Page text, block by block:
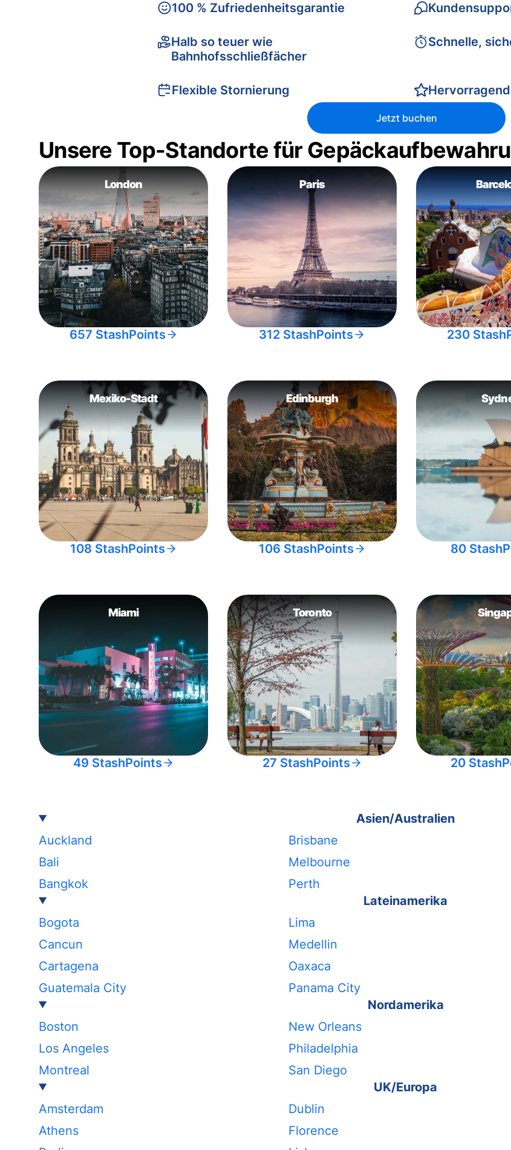
100 % Zufriedenheitsgarantie
Halb so teuer wie
Bahnhofsschließfächer
Flexible Stornierung
Schnelle,
Jetzt buchen
Unsere Top-Standorte für
London
657 StashPoints
Paris
312 StashPoints 230
Mexiko-Stadt
108 StashPoints
Edinburgh
106 StashPoints 80
Miami
49 StashPoints
Toronto
27 StashPoints 20
Asien/Australien
Auckland
Bali
Bangkok
Brisbane
Melbourne
Perth
Lateinamerika
Bogota
Cancun
Cartagena
Guatemala City
Lima
Medellin
Oaxaca
Panama City
Nordamerika
Boston
Los Angeles
Montreal
New Orleans
Philadelphia
San Diego
UK/Europa
Amsterdam
Athens
Dublin
Florence